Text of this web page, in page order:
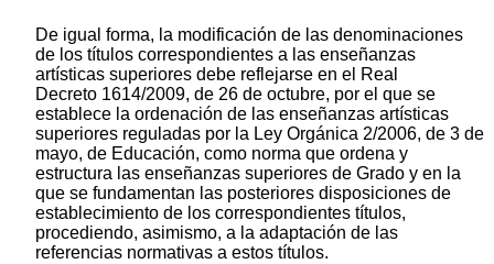
De igual forma, la modificación de las denominaciones
de los títulos correspondientes a las enseñanzas
artísticas superiores debe reflejarse en el Real
Decreto 1614/2009, de 26 de octubre, por el que se
establece la ordenación de las enseñanzas artísticas
superiores reguladas por la Ley Orgánica 2/2006, de 3 de
mayo, de Educación, como norma que ordena y
estructura las enseñanzas superiores de Grado y en la
que se fundamentan las posteriores disposiciones de
establecimiento de los correspondientes títulos,
procediendo, asimismo, a la adaptación de las
referencias normativas a estos títulos.